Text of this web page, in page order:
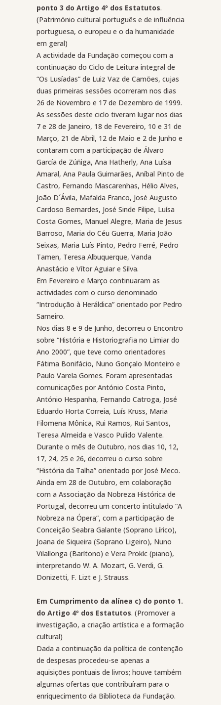
ponto 3 do Artigo 4º dos Estatutos.
(Património cultural português e de influência
portuguesa, o europeu e o da humanidade
em geral)
A actividade da Fundação começou com a
continuação do Ciclo de Leitura integral de
“Os Lusíadas” de Luiz Vaz de Camões, cujas
duas primeiras sessões ocorreram nos dias
26 de Novembro e 17 de Dezembro de 1999.
As sessões deste ciclo tiveram lugar nos dias
7 e 28 de Janeiro, 18 de Fevereiro, 10 e 31 de
Março, 21 de Abril, 12 de Maio e 2 de Junho e
contaram com a participação de Álvaro
García de Zúñiga, Ana Hatherly, Ana Luísa
Amaral, Ana Paula Guimarães, Aníbal Pinto de
Castro, Fernando Mascarenhas, Hélio Alves,
João D´Ávila, Mafalda Franco, José Augusto
Cardoso Bernardes, José Sinde Filipe, Luísa
Costa Gomes, Manuel Alegre, Maria de Jesus
Barroso, Maria do Céu Guerra, Maria João
Seixas, Maria Luís Pinto, Pedro Ferré, Pedro
Tamen, Teresa Albuquerque, Vanda
Anastácio e Vítor Aguiar e Silva.
Em Fevereiro e Março continuaram as
actividades com o curso denominado
“Introdução à Heráldica” orientado por Pedro
Sameiro.
Nos dias 8 e 9 de Junho, decorreu o Encontro
sobre “História e Historiografia no Limiar do
Ano 2000”, que teve como orientadores
Fátima Bonifácio, Nuno Gonçalo Monteiro e
Paulo Varela Gomes. Foram apresentadas
comunicações por António Costa Pinto,
António Hespanha, Fernando Catroga, José
Eduardo Horta Correia, Luís Kruss, Maria
Filomena Mônica, Rui Ramos, Rui Santos,
Teresa Almeida e Vasco Pulido Valente.
Durante o mês de Outubro, nos dias 10, 12,
17, 24, 25 e 26, decorreu o curso sobre
“História da Talha” orientado por José Meco.
Ainda em 28 de Outubro, em colaboração
com a Associação da Nobreza Histórica de
Portugal, decorreu um concerto intitulado “A
Nobreza na Ópera”, com a participação de
Conceição Seabra Galante (Soprano Lírico),
Joana de Siqueira (Soprano Ligeiro), Nuno
Vilallonga (Barítono) e Vera Prokìc (piano),
interpretando W. A. Mozart, G. Verdi, G.
Donizetti, F. Lizt e J. Strauss.
Em Cumprimento da alínea c) do ponto 1.
do Artigo 4º dos Estatutos. (Promover a
investigação, a criação artística e a formação
cultural)
Dada a continuação da política de contenção
de despesas procedeu-se apenas a
aquisições pontuais de livros; houve também
algumas ofertas que contribuíram para o
enriquecimento da Biblioteca da Fundação.